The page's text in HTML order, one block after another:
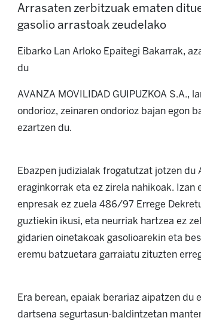
Arrasaten zerbitzuak ematen
gasolio arrastoak zeudelako
Eibarko Lan Arloko Epaitegi Bakarrak,
du
AVANZA MOVILIDAD GUIPUZKOA S.A.,
ondorioz, zeinaren ondorioz bajan egon
ezartzen du.
Ebazpen judizialak frogatutzat jotzen du
eraginkorrak eta ez zirela nahikoak. Izan
enpresak ez zuela 486/97 Errege
guztiekin ikusi, eta neurriak hartzea ez
gidarien oinetakoak gasolioarekin eta
eremu batzuetara garraiatu zituzten
Era berean, epaiak berariaz aipatzen
dartsena segurtasun-baldintzetan